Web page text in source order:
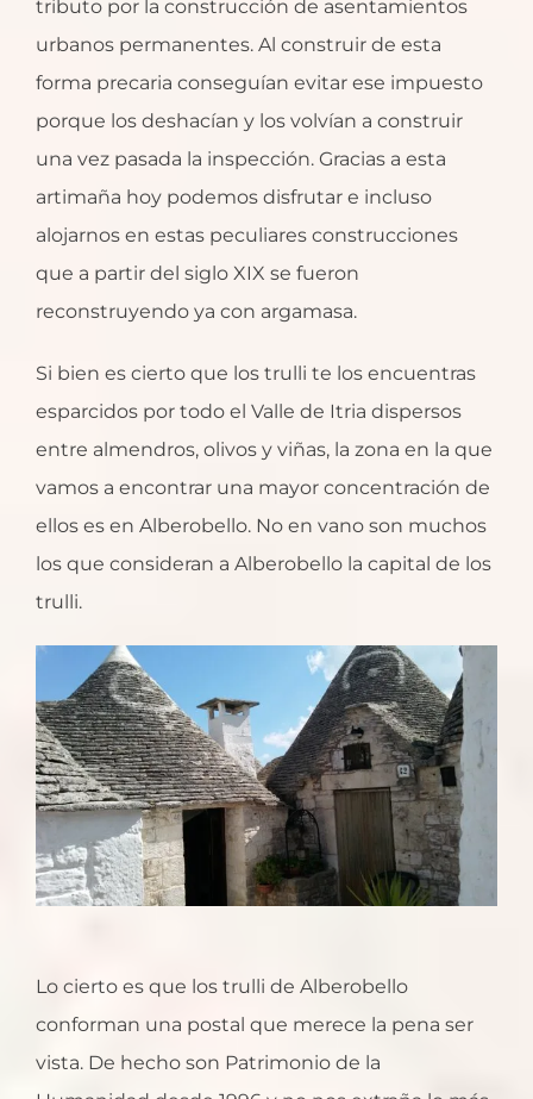
tributo por la construcción de asentamientos
urbanos permanentes. Al construir de esta
forma precaria conseguían evitar ese impuesto
porque los deshacían y los volvían a construir
una vez pasada la inspección. Gracias a esta
artimaña hoy podemos disfrutar e incluso
alojarnos en estas peculiares construcciones
que a partir del siglo XIX se fueron
reconstruyendo ya con argamasa.
Si bien es cierto que los trulli te los encuentras
esparcidos por todo el Valle de Itria dispersos
entre almendros, olivos y viñas, la zona en la que
vamos a encontrar una mayor concentración de
ellos es en Alberobello. No en vano son muchos
los que consideran a Alberobello la capital de los
trulli.
Lo cierto es que los trulli de Alberobello
conforman una postal que merece la pena ser
vista. De hecho son Patrimonio de la